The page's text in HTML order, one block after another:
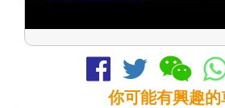
你可能有興趣的